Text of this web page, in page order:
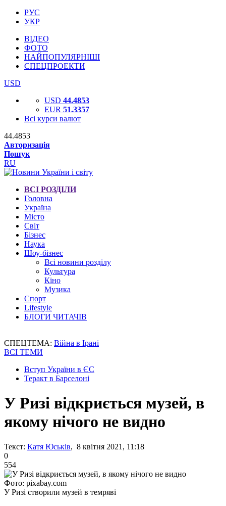
РУС
УКР
ВІДЕО
ФОТО
НАЙПОПУЛЯРНІШІ
СПЕЦПРОЕКТИ
USD
USD 44.4853
EUR 51.3357
Всі курси валют
44.4853
Авторизація
Пошук
RU
ВСІ РОЗДІЛИ
Головна
Україна
Місто
Світ
Бізнес
Наука
Шоу-бізнес
Всі новини розділу
Культура
Кіно
Музика
Спорт
Lifestyle
БЛОГИ ЧИТАЧІВ
СПЕЦТЕМА: Війна в Ірані
ВСІ ТЕМИ
Вступ України в ЄС
Теракт в Барселоні
У Ризі відкриється музей, в
якому нічого не видно
Текст: Катя Юськів, 8 квітня 2021, 11:18
0
554
Фото: pixabay.com
У Ризі створили музей в темряві